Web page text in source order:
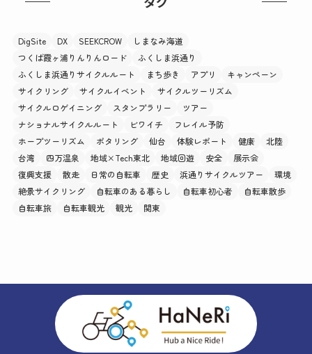
DigSite DX SEEKCROW
しまなみ海道
つくば霞ヶ浦りんりんロード
ふくしま浜通り
ふくしま浜通りサイクルルート
まち歩き アプリ
キャンペーン
サイクリング
サイクルイベント
サイクルツーリズム
サイクルロゲイニング
スタンプラリー
ツアー
ナショナルサイクルルート
ビワイチ
フレイル予防
ホープツーリズム
ポタリング 仙台 体験レポート 健康
北陸
台湾
四万温泉 地域×Tech東北 地域回遊 安全
展示会
復興支援
散走 日常の自転車 歴史 浜通りサイクルツアー
環境
絶景サイクリング
自転車のある暮らし 自転車初心者
自転車散歩
自転車旅
自転車観光 観光 関東